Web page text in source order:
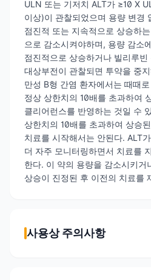
ULN 또는 기저치 ALT가 ≥10 X
이상)이 관찰되었으며 용량 변경
점진적 또는 지속적으로 상승하
으로 감소시켜야하며, 용량 감소
점진적으로 상승하거나 빌리루
대상부전이 관찰되면 투약을 중
만성 B형 간염 환자에서는 때때
정상 상한치의 10배를 초과하여
클리어런스를 반영하는 것일 수
상한치의 10배를 초과하여 상승
치료를 시작해서는 안된다. ALT
더 자주 모니터링하면서 치료를
한다. 이 약의 용량을 감소시키거
상승이 진정된 후 이전의 치료를
사용상 주의사항